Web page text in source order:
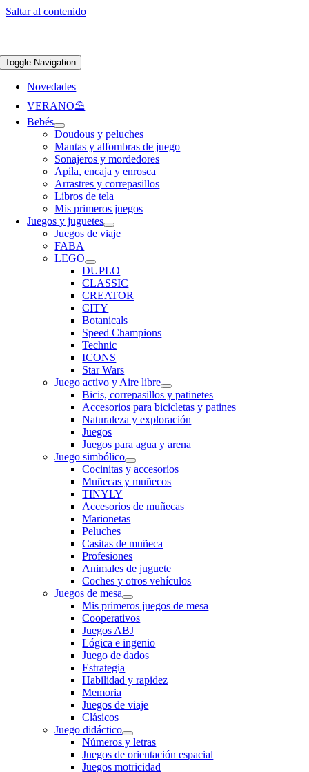
Saltar al contenido
Toggle Navigation
Novedades
VERANO⛱️​
Bebés
Doudous y peluches
Mantas y alfombras de juego
Sonajeros y mordedores
Apila, encaja y enrosca
Arrastres y correpasillos
Libros de tela
Mis primeros juegos
Juegos y juguetes
Juegos de viaje
FABA
LEGO
DUPLO
CLASSIC
CREATOR
CITY
Botanicals
Speed Champions
Technic
ICONS
Star Wars
Juego activo y Aire libre
Bicis, correpasillos y patinetes
Accesorios para bicicletas y patines
Naturaleza y exploración
Juegos
Juegos para agua y arena
Juego simbólico
Cocinitas y accesorios
Muñecas y muñecos
TINYLY
Accesorios de muñecas
Marionetas
Peluches
Casitas de muñeca
Profesiones
Animales de juguete
Coches y otros vehículos
Juegos de mesa
Mis primeros juegos de mesa
Cooperativos
Juegos ABJ
Lógica e ingenio
Juego de dados
Estrategia
Habilidad y rapidez
Memoria
Juegos de viaje
Clásicos
Juego didáctico
Números y letras
Juegos de orientación espacial
Juegos motricidad